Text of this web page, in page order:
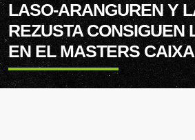
LASO-ARANGUREN Y
REZUSTA CONSIGUEN
EN EL MASTERS